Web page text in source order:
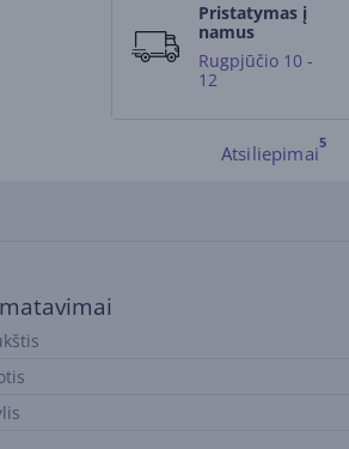
Pristatymas į
namus
Rugpjūčio 10 -
12
Atsiliepimai